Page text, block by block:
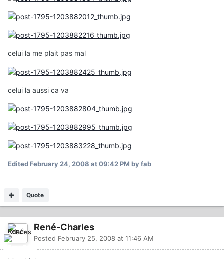
celui la me plait pas mal
celui la aussi ca va
EditedFebruary 24, 2008 at 09:42 PM by fab
Quote
René-Charles
Posted February 25, 2008 at 11:46 AM